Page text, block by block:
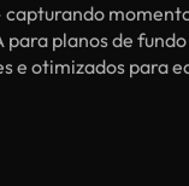
planos de fundo
e otimizados para